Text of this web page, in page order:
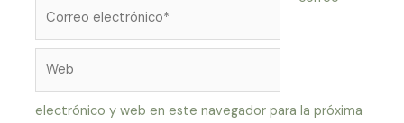
electrónico y web en este navegador para la próxima